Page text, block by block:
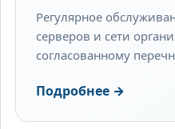
Регулярное
серверов и сети
согласованному
Подробнее →